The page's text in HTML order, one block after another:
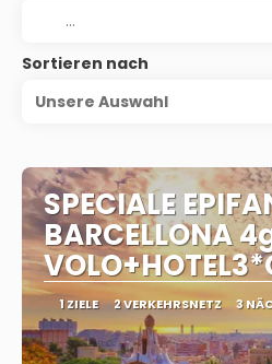
Sortieren nach
Unsere Auswahl
SPECIALE
BARCELLONA
1 ZIELE 2 VERKEHRSNETZ 3